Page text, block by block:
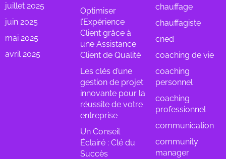
juillet 2025
juin 2025
mai 2025
avril 2025
Optimiser
l’Expérience
Client grâce à
une Assistance
Client de Qualité
Les clés d’une
gestion de projet
innovante pour la
réussite de votre
entreprise
Un Conseil
Éclairé : Clé du
Succès
chauffage
chauffagiste
cned
coaching de vie
coaching
personnel
coaching
professionnel
communication
community
manager